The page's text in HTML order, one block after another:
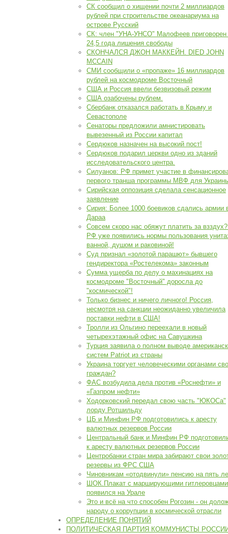
СК сообщил о хищении почти 2 миллиардов
рублей при строительстве океанариума на
острове Русский
СК: член "УНА-УНСО" Малофеев приговорен
24,5 года лишения свободы
СКОНЧАЛСЯ ДЖОН МАККЕЙН. DIED JOHN
MCCAIN
СМИ сообщили о «пропаже» 16 миллиардов
рублей на космодроме Восточный
США и Россия ввели безвизовый режим
США озабочены рублем.
Сбербанк отказался работать в Крыму и
Севастополе
Сенаторы предложили амнистировать
вывезенный из России капитал
Сердюков назначен на высокий пост!
Сердюков подарил церкви одно из зданий
исследовательского центра.
Силуанов: РФ примет участие в
первого транша программы МВФ для
Сирийская оппозиция сделала сенсационное
заявление
Сирия: Более 1000 боевиков сдались армии
Дараа
Совсем скоро нас обяжут платить за
РФ уже появились нормы пользования
ванной, душом и раковиной!
Суд признал «золотой парашют» бывшего
гендиректора «Ростелекома» законным
Сумма ущерба по делу о махинациях на
космодроме "Восточный" доросла до
"космической"!
Только бизнес и ничего личного! Россия,
несмотря на санкции неожиданно увеличила
поставки нефти в США!
Тролли из Ольгино переехали в новый
четырехэтажный офис на Савушкина
Турция заявила о полном выводе
систем Patriot из страны
Украина торгует человеческими органами
граждан?
ФАС возбудила дела против «Роснефти» и
«Газпром нефти»
Ходорковский передал свою часть "ЮКОСа"
лорду Ротшильду
ЦБ и Минфин РФ подготовились к аресту
валютных резервов России
Центральный банк и Минфин РФ
к аресту валютных резервов России
Центробанки стран мира забирают свои
резервы из ФРС США
Чиновникам «отодвинули» пенсию на пять
ШОК.Плакат с марширующими гитлеровцами
появился на Урале
Это и всё на что способен Рогозин - он
народу о коррупции в космической отрасли
ОПРЕДЕЛЕНИЕ ПОНЯТИЙ
ПОЛИТИЧЕСКАЯ ПАРТИЯ КОММУНИСТЫ